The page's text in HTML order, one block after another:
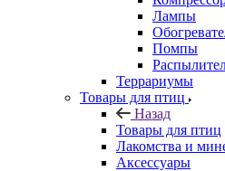
Лампы
Помпы
Террариумы
Товары для птиц
Назад
Товары для птиц
Лакомства и
Аксессуары